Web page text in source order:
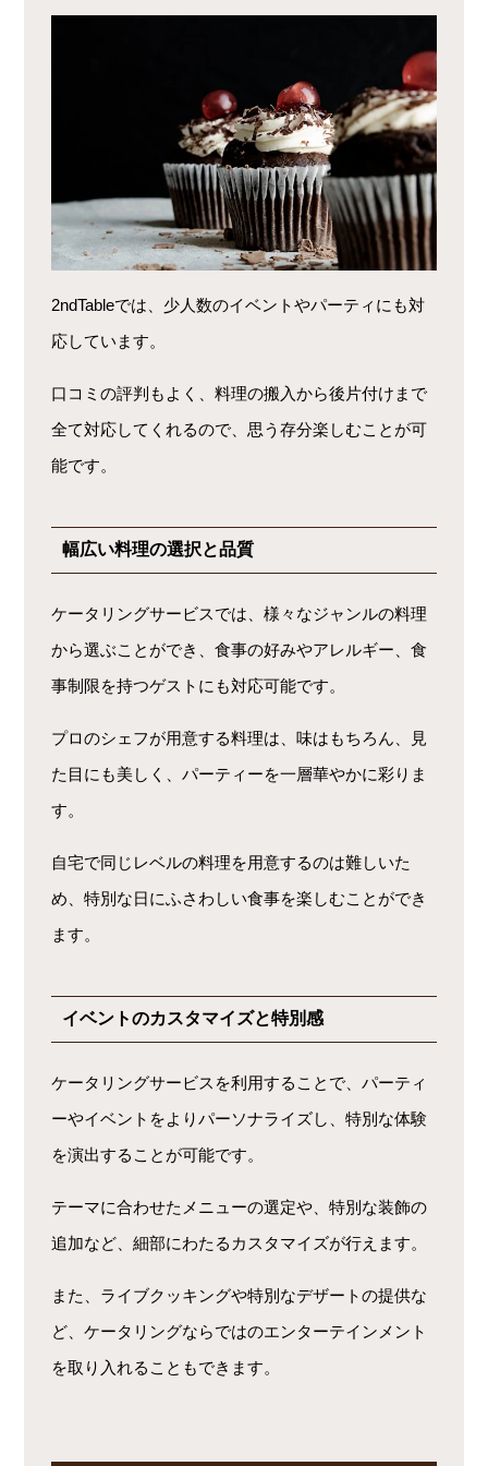
2ndTableでは、少人数のイベントやパーティにも対
応しています。
口コミの評判もよく、料理の搬入から後片付けまで
全て対応してくれるので、思う存分楽しむことが可
能です。
幅広い料理の選択と品質
ケータリングサービスでは、様々なジャンルの料理
から選ぶことができ、食事の好みやアレルギー、食
事制限を持つゲストにも対応可能です。
プロのシェフが用意する料理は、味はもちろん、見
た目にも美しく、パーティーを一層華やかに彩りま
す。
自宅で同じレベルの料理を用意するのは難しいた
め、特別な日にふさわしい食事を楽しむことができ
ます。
イベントのカスタマイズと特別感
ケータリングサービスを利用することで、パーティ
ーやイベントをよりパーソナライズし、特別な体験
を演出することが可能です。
テーマに合わせたメニューの選定や、特別な装飾の
追加など、細部にわたるカスタマイズが行えます。
また、ライブクッキングや特別なデザートの提供な
ど、ケータリングならではのエンターテインメント
を取り入れることもできます。